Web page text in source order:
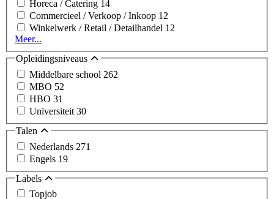
Horeca / Catering 14
Commercieel / Verkoop / Inkoop 12
Winkelwerk / Retail / Detailhandel 12
Meer...
Opleidingsniveaus
Middelbare school 262
MBO 52
HBO 31
Universiteit 30
Talen
Nederlands 271
Engels 19
Labels
Topjob